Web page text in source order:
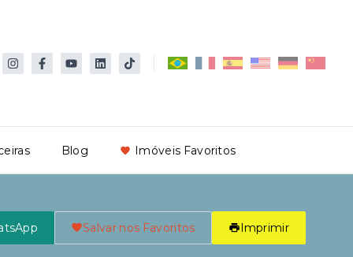
Blog Imóveis Favoritos
Salvar nos Favoritos Imprimir